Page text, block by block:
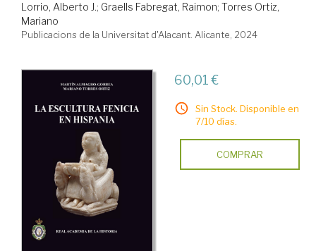
Lorrio, Alberto J.; Graells Fabregat, Raimon; Torres Ortiz,
Mariano
Publicacions de la Universitat d'Alacant. Alicante, 2024
60,01 €
Sin Stock. Disponible en
7/10 días.
COMPRAR